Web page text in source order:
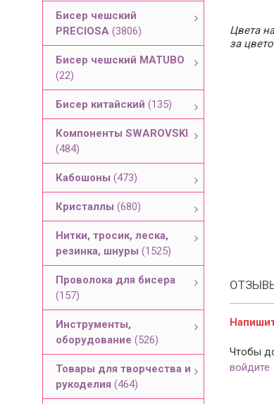
Бисер чешский
PRECIOSA (3806)
Бисер чешский MATUBO
(22)
Бисер китайский (135)
Компоненты SWAROVSKI
(484)
Кабошоны (473)
Кристаллы (680)
Нитки, тросик, леска,
резинка, шнуры (1525)
Проволока для бисера
(157)
Инструменты,
оборудование (526)
Товары для творчества и
рукоделия (464)
Цвета
за
Чтобы
войдите